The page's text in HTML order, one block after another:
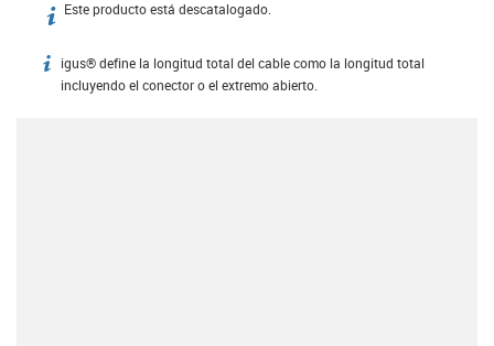
igus-icon-info
Este producto está descatalogado.
igus-icon-info
igus® define la longitud total del cable como la longitud total
incluyendo el conector o el extremo abierto.